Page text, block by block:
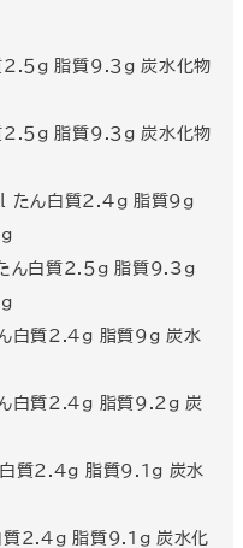
５g 脂質9.３g 炭水化物
５g 脂質9.３g 炭水化物
たん白質2.4g 脂質9g
ん白質2.５g 脂質9.3g
ん白質2.4g 脂質9g 炭水
ん白質2.4g 脂質9.２g 炭
白質2.4g 脂質9.1g 炭水
質2.4g 脂質9.1g 炭水化